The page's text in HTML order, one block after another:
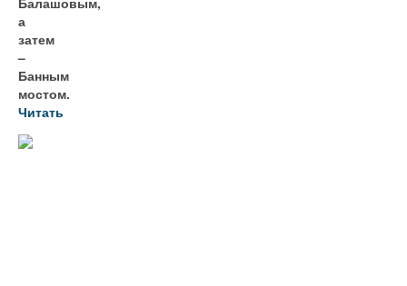
а
затем
–
Банным
мостом.
Читать